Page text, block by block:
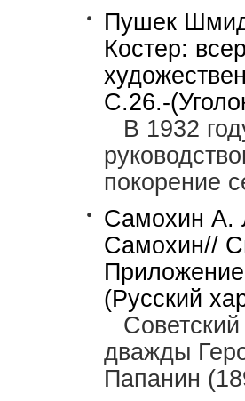
Пушек
Костер:
С.26.-
В 1932
покорение
Самохин А.
Самохин//
(Русский
дважды
Папанин